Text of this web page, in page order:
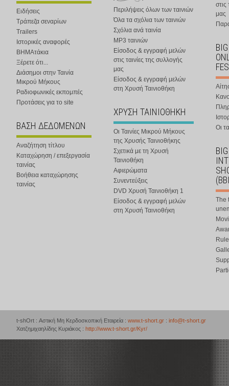
Ειδήσεις
Τράπεζα σεναρίων
Trailers
Ιστορικές αναφορές
ΒΗΜΑτάκια
Ξέρετε ότι...
Διάσημοι στην Ταινία
Μικρού Μήκους
Ραδιοφωνικές εκπομπές
Προτάσεις για το site
ΒΑΣΗ ΔΕΔΟΜΕΝΩΝ
Αναζήτηση τίτλου
Καταχώρηση / επεξεργασία
ταινίας
Βοήθεια καταχώρησης
ταινίας
Περιλήψεις όλων των ταινιών
Όλα τα σχόλια των ταινιών
Σχόλια ανά ταινία
MP3 ταινιών
Είσοδος & εγγραφή μελών
στις ταινίες της συλλογής
μας
Είσοδος & εγγραφή μελών
στη Χρυσή Ταινιοθήκη
ΧΡΥΣΗ ΤΑΙΝΙΟΘΗΚΗ
Οι Ταινίες Μικρού Μήκους
της Χρυσής Ταινιοθήκης
Σχετικά με τη Χρυσή
Ταινιοθήκη
Αφιερώματα
Συνεντεύξεις
DVD Χρυσή Ταινιοθήκη 1
Είσοδος & εγγραφή μελών
στη Χρυσή Ταινιοθήκη
στις
μας
Οι
The
t-shOrt : Αστική Μη Κερδοσκοπική Εταιρεία : www.t-short.gr : info@t-short.gr
Χατζημιχαηλίδης Κυριάκος : http://www.t-short.gr/Kyr/